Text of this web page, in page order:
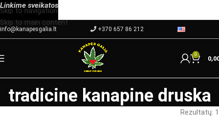
Skip to navigation
Skip to main content
info@kanapesgalia.lt +370 657 86 212
0
tradicine kanapine druska
Rezultatų: 1
Linkime sveikatos